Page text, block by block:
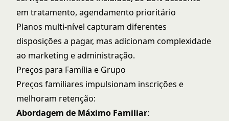
em tratamento, agendamento prioritário
Planos multi-nível capturam diferentes
disposições a pagar, mas adicionam complexidade
ao marketing e administração.
Preços para Família e Grupo
Preços familiares impulsionam inscrições e
melhoram retenção:
Abordagem de Máximo Familiar: